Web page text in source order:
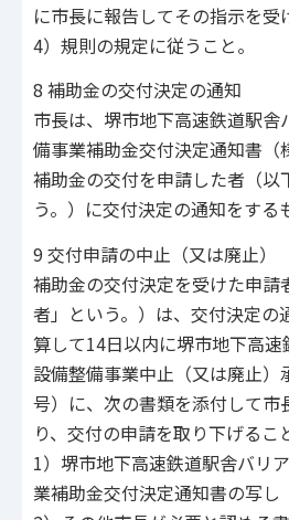
に市長に報告してその指示を受
4）規則の規定に従うこと。
8 補助金の交付決定の通知
市長は、堺市地下高速鉄道駅
備事業補助金交付決定通知書（
補助金の交付を申請した者（以
う。）に交付決定の通知をする
9 交付申請の中止（又は廃止）
補助金の交付決定を受けた申請
者」という。）は、交付決定の
算して14日以内に堺市地下高
設備整備事業中止（又は廃止
号）に、次の書類を添付して市
り、交付の申請を取り下げるこ
1）堺市地下高速鉄道駅舎バリ
業補助金交付決定通知書の写し